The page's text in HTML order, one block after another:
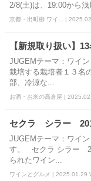
2/8(土)は、19:00から浅
京都・出町柳 ワイ... |
【新規取り扱い】
JUGEMテーマ：ワイ
栽培する栽培者１３名
部、冷涼な...
お酒・お米の高倉屋 |
セクラ シラー
JUGEMテーマ：ワイ
す。 セクラ シラー
られたワイン...
ワインとグルメ | 2025.01.29